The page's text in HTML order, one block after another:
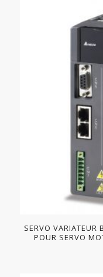
SERVO
POUR SERVO